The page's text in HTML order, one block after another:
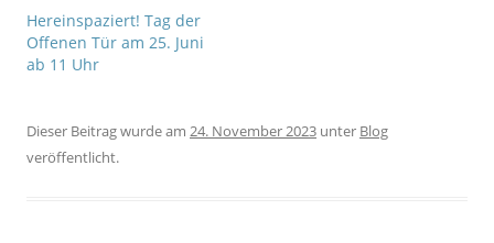
e
n
s
t
f
n
e
n
s
f
n
Hereinspaziert! Tag der
Offenen Tür am 25. Juni
ab 11 Uhr
Dieser Beitrag wurde am 24. November 2023 unter Blog
veröffentlicht.